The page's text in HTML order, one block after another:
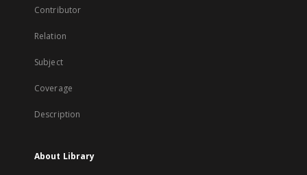
Contributor
Relation
Subject
Coverage
Description
About Library